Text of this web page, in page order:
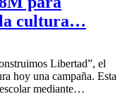
cultura…
Libertad”, el
hoy una campaña. Esta
mediante…